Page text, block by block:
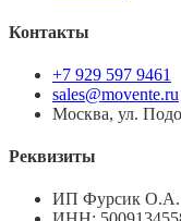
Контакты
+7 929 597 9461
sales@movente.ru
Москва, ул.
Реквизиты
ИП Фурсик О.А.